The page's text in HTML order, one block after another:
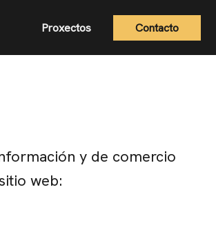
Proxectos Contacto
y de comercio
web: